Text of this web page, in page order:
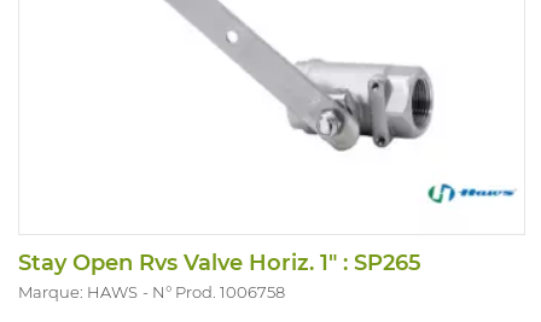
Stay Open Rvs Valve Horiz. 1" : SP265
Marque: HAWS N° Prod. 1006758